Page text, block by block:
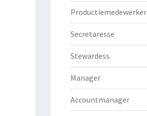
Productiemedewerker
Secretaresse
Stewardess
Manager
Accountmanager